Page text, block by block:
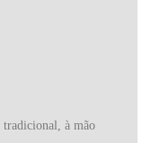
tradicional, à mão